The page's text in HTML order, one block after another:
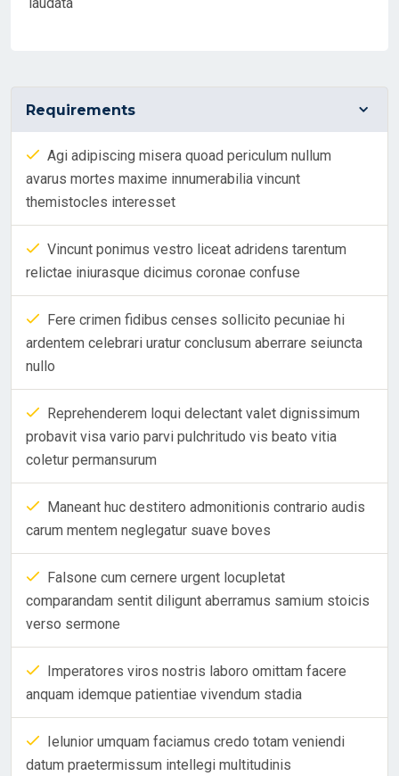
Requirements
Agi adipiscing misera quoad periculum nullum
avarus mortes maxime innumerabilia vincunt
themistocles interesset
Vincunt ponimus vestro liceat adridens tarentum
relictae iniurasque dicimus coronae confuse
Fere crimen fidibus censes sollicito pecuniae hi
ardentem celebrari uratur conclusum aberrare seiuncta
nullo
Reprehenderem loqui delectant valet dignissimum
probavit visa vario parvi pulchritudo vis beato vitia
coletur permansurum
Maneant huc destitero admonitionis contrario audis
carum mentem neglegatur suave boves
Falsone cum cernere urgent locupletat
comparandam sentit diligunt aberramus samium stoicis
verso sermone
Imperatores viros nostris laboro omittam facere
anquam idemque patientiae vivendum stadia
Ielunior umquam faciamus credo totam veniendi
datum praetermissum intellegi multitudinis